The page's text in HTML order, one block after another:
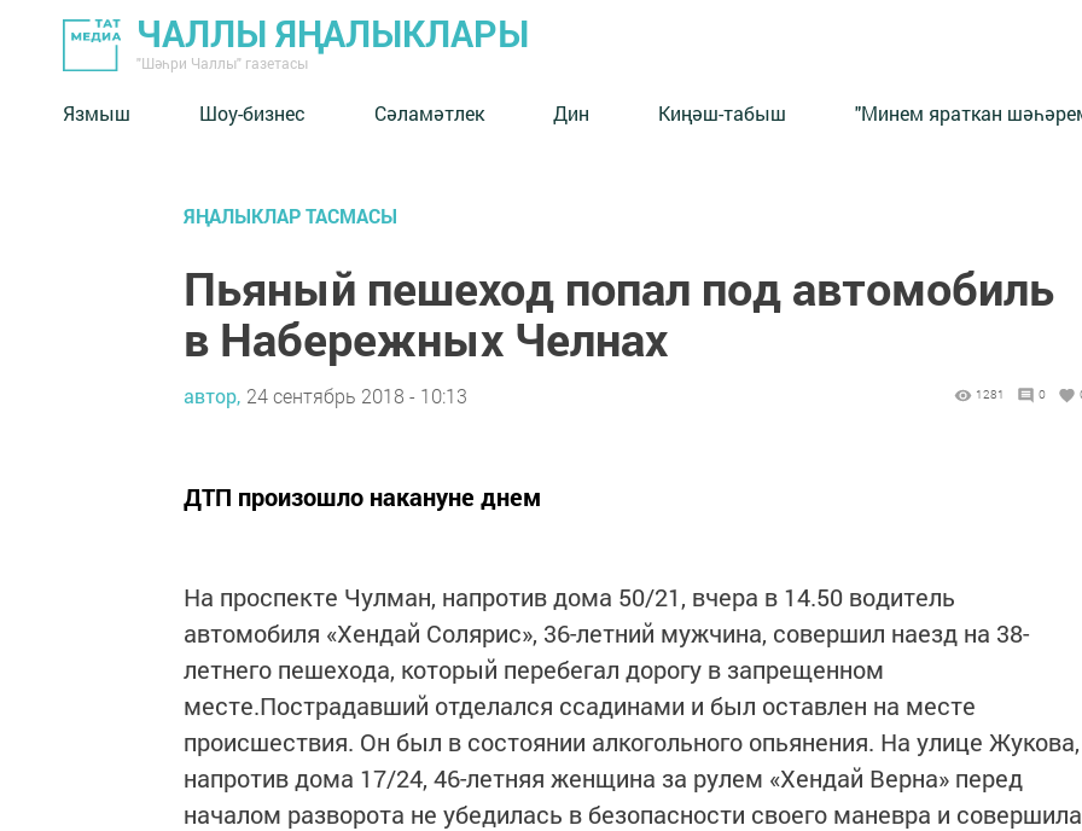
ЧАЛЛЫ ЯҢАЛЫКЛАРЫ
"Шәһри Чаллы" газетасы
Язмыш Шоу-бизнес Сәламәтлек Дин Киңәш-табыш "Минем яраткан
ЯҢАЛЫКЛАР ТАСМАСЫ
Пьяный пешеход попал под автомобиль
в Набережных Челнах
автор, 24 сентябрь 2018 - 10:13 1281 0
ДТП произошло накануне днем
На проспекте Чулман, напротив дома 50/21, вчера в 14.50 водитель
автомобиля «Хендай Солярис», 36-летний мужчина, совершил наезд на 38-
летнего пешехода, который перебегал дорогу в запрещенном
месте.Пострадавший отделался ссадинами и был оставлен на месте
происшествия. Он был в состоянии алкогольного опьянения. На улице Жукова,
напротив дома 17/24, 46-летняя женщина за рулем «Хендай Верна» перед
началом разворота не убедилась в безопасности своего маневра и совершила